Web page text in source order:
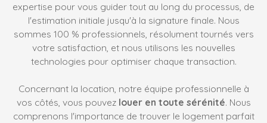
expertise pour vous guider tout au long du processus, de
l'estimation initiale jusqu'à la signature finale. Nous
sommes 100 % professionnels, résolument tournés vers
votre satisfaction, et nous utilisons les nouvelles
technologies pour optimiser chaque transaction.
Concernant la location, notre équipe professionnelle à
vos côtés, vous pouvez louer en toute sérénité. Nous
comprenons l'importance de trouver le logement parfait